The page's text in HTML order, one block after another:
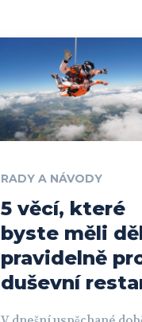
RADY A NÁVODY
5 věcí, které
byste měli
pravidelně
duševní